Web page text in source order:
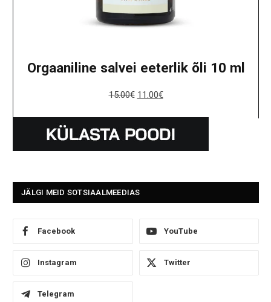
Orgaaniline salvei eeterlik õli 10 ml
15.00€ 11.00€
JÄLGI MEID SOTSIAALMEEDIAS
Facebook YouTube
Instagram Twitter
Telegram